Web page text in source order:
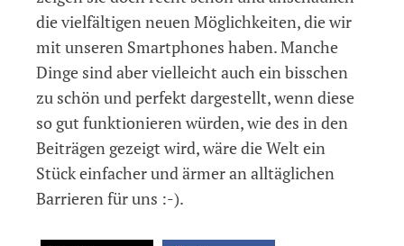
die vielfältigen neuen Möglichkeiten, die wir
mit unseren Smartphones haben. Manche
Dinge sind aber vielleicht auch ein bisschen
zu schön und perfekt dargestellt, wenn diese
so gut funktionieren würden, wie des in den
Beiträgen gezeigt wird, wäre die Welt ein
Stück einfacher und ärmer an alltäglichen
Barrieren für uns :-).